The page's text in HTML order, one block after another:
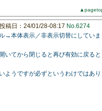
投稿日：24/01/28-08:17 No.6274
→本体表示／非表示切替にしていま
いてから閉じると再び有効に戻ると
ようですが必ずというわけではあり